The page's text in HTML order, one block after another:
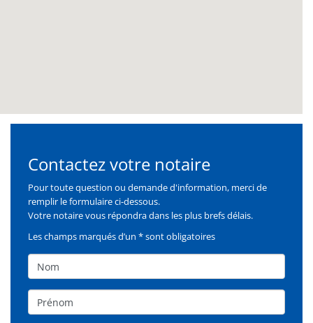
Formulaire
Contactez votre notaire
Pour toute question ou demande d'information, merci de
remplir le formulaire ci-dessous.
Votre notaire vous répondra dans les plus brefs délais.
Les champs marqués d’un * sont obligatoires
Nom
Prénom